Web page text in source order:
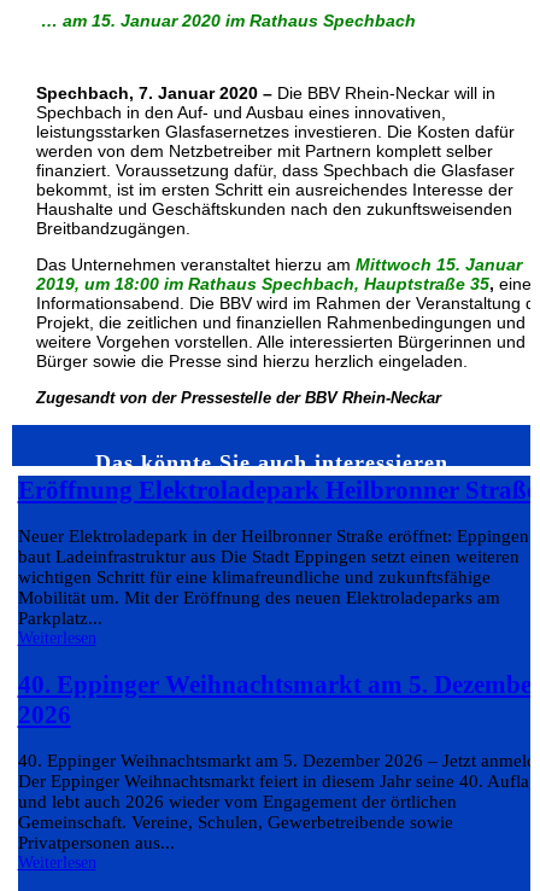
… am 15. Januar 2020 im Rathaus Spechbach
Spechbach, 7. Januar 2020 – Die BBV Rhein-Neckar will in
Spechbach in den Auf- und Ausbau eines innovativen,
leistungsstarken Glasfasernetzes investieren. Die Kosten dafür
werden von dem Netzbetreiber mit Partnern komplett selber
finanziert. Voraussetzung dafür, dass Spechbach die Glasfaser
bekommt, ist im ersten Schritt ein ausreichendes Interesse der
Haushalte und Geschäftskunden nach den zukunftsweisenden
Breitbandzugängen.
Das Unternehmen veranstaltet hierzu am Mittwoch 15. Januar
2019, um 18:00 im Rathaus Spechbach, Hauptstraße 35, einen
Informationsabend. Die BBV wird im Rahmen der Veranstaltung
Projekt, die zeitlichen und finanziellen Rahmenbedingungen und
weitere Vorgehen vorstellen. Alle interessierten Bürgerinnen und
Bürger sowie die Presse sind hierzu herzlich eingeladen.
Zugesandt von der Pressestelle der BBV Rhein-Neckar
Das könnte Sie auch interessieren…
Eröffnung Elektroladepark Heilbronner Straße
Neuer Elektroladepark in der Heilbronner Straße eröffnet: Eppingen
baut Ladeinfrastruktur aus Die Stadt Eppingen setzt einen weiteren
wichtigen Schritt für eine klimafreundliche und zukunftsfähige
Mobilität um. Mit der Eröffnung des neuen Elektroladeparks am
Parkplatz...
Weiterlesen
40. Eppinger Weihnachtsmarkt am 5.
2026
40. Eppinger Weihnachtsmarkt am 5. Dezember 2026 – Jetzt
Der Eppinger Weihnachtsmarkt feiert in diesem Jahr seine 40.
und lebt auch 2026 wieder vom Engagement der örtlichen
Gemeinschaft. Vereine, Schulen, Gewerbetreibende sowie
Privatpersonen aus...
Weiterlesen